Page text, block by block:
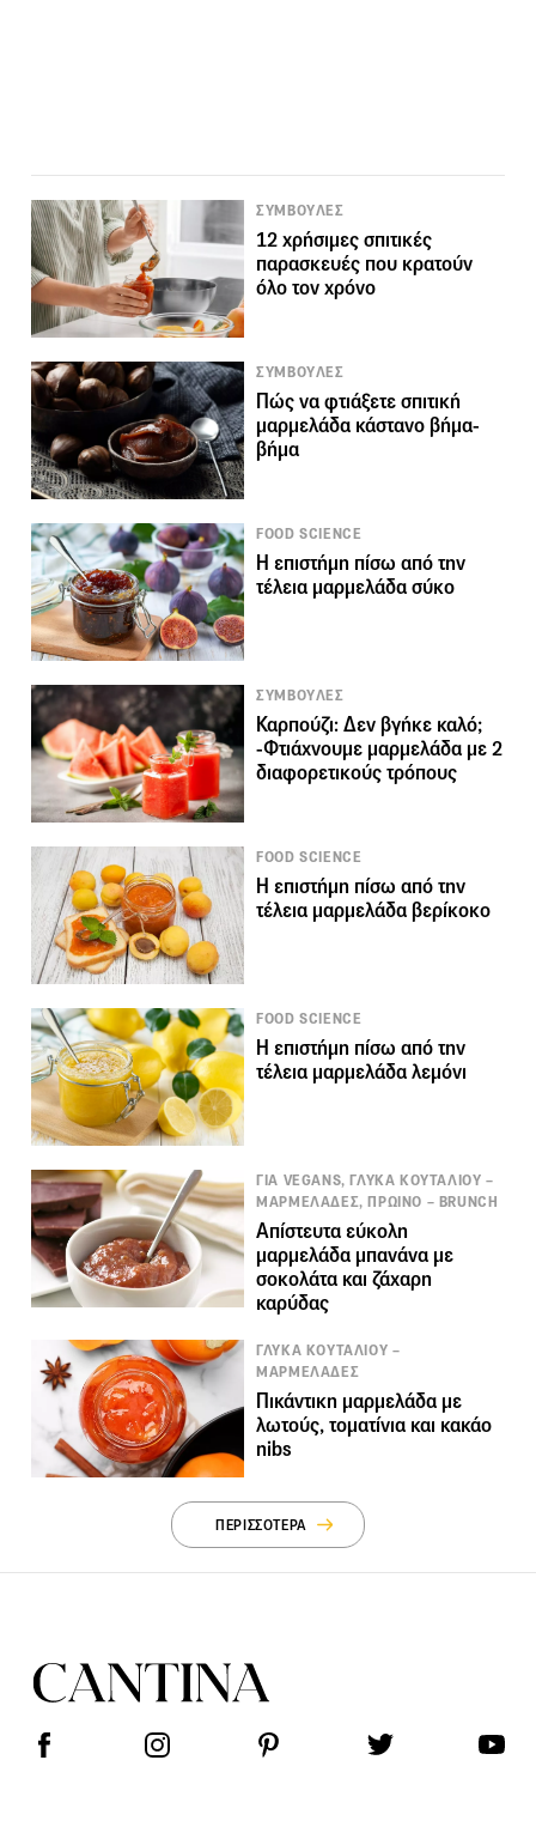
ΣΥΜΒΟΥΛΕΣ
12 χρήσιμες σπιτικές
παρασκευές που κρατούν
όλο τον χρόνο
ΣΥΜΒΟΥΛΕΣ
Πώς να φτιάξετε σπιτική
μαρμελάδα κάστανο βήμα-
βήμα
FOOD SCIENCE
Η επιστήμη πίσω από την
τέλεια μαρμελάδα σύκο
ΣΥΜΒΟΥΛΕΣ
Καρπούζι: Δεν βγήκε καλό;
-Φτιάχνουμε μαρμελάδα με 2
διαφορετικούς τρόπους
FOOD SCIENCE
Η επιστήμη πίσω από την
τέλεια μαρμελάδα βερίκοκο
FOOD SCIENCE
Η επιστήμη πίσω από την
τέλεια μαρμελάδα λεμόνι
ΓΙΑ VEGANS, ΓΛΥΚΑ ΚΟΥΤΑΛΙΟΥ –
ΜΑΡΜΕΛΑΔΕΣ, ΠΡΩΙΝΟ – BRUNCH
Απίστευτα εύκολη
μαρμελάδα μπανάνα με
σοκολάτα και ζάχαρη
καρύδας
ΓΛΥΚΑ ΚΟΥΤΑΛΙΟΥ –
ΜΑΡΜΕΛΑΔΕΣ
Πικάντικη μαρμελάδα με
λωτούς, τοματίνια και κακάο
nibs
ΠΕΡΙΣΣΟΤΕΡΑ